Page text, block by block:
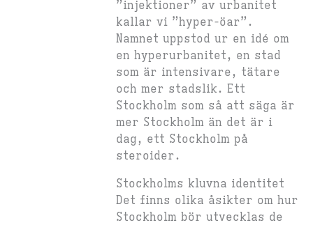
”injektioner” av urbanitet
kallar vi ”hyper-öar”.
Namnet uppstod ur en idé om
en hyperurbanitet, en stad
som är intensivare, tätare
och mer stadslik. Ett
Stockholm som så att säga är
mer Stockholm än det är i
dag, ett Stockholm på
steroider.
Stockholms kluvna identitet
Det finns olika åsikter om hur
Stockholm bör utvecklas de